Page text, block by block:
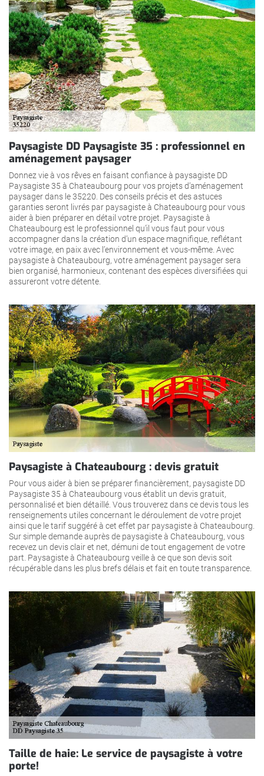
Paysagiste DD Paysagiste 35 : professionnel en
aménagement paysager
Donnez vie à vos rêves en faisant confiance à paysagiste DD
Paysagiste 35 à Chateaubourg pour vos projets d’aménagement
paysager dans le 35220. Des conseils précis et des astuces
garanties seront livrés par paysagiste à Chateaubourg pour vous
aider à bien préparer en détail votre projet. Paysagiste à
Chateaubourg est le professionnel qu’il vous faut pour vous
accompagner dans la création d’un espace magnifique, reflétant
votre image, en paix avec l’environnement et vous-même. Avec
paysagiste à Chateaubourg, votre aménagement paysager sera
bien organisé, harmonieux, contenant des espèces diversifiées qui
assureront votre détente.
Paysagiste à Chateaubourg : devis gratuit
Pour vous aider à bien se préparer financièrement, paysagiste DD
Paysagiste 35 à Chateaubourg vous établit un devis gratuit,
personnalisé et bien détaillé. Vous trouverez dans ce devis tous les
renseignements utiles concernant le déroulement de votre projet
ainsi que le tarif suggéré à cet effet par paysagiste à Chateaubourg.
Sur simple demande auprès de paysagiste à Chateaubourg, vous
recevez un devis clair et net, démuni de tout engagement de votre
part. Paysagiste à Chateaubourg veille à ce que son devis soit
récupérable dans les plus brefs délais et fait en toute transparence.
Taille de haie: Le service de paysagiste à votre
porte!